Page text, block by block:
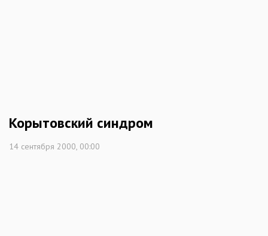
Корытовский синдром
14 сентября 2000, 00:00